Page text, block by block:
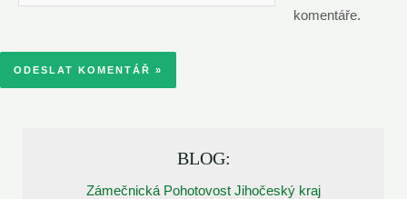
komentáře.
BLOG:
Zámečnická Pohotovost Jihočeský kraj